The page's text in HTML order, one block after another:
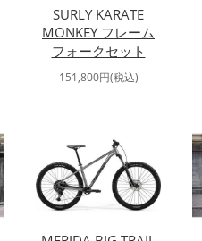
SURLY KARATE
MONKEY フレーム
フォークセット
151,800円(税込)